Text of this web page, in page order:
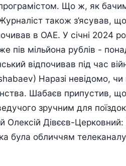
Що ж, як
також з’ясував,
в ОАЕ. У січні 2024
пів мільйона рублів -
відпочивав під час
Наразі невідомо,
Шабаєв припустив,
зручним для
Олексій Дівєєв-
була обличчям телеканалу